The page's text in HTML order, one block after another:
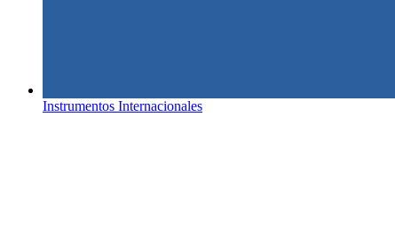
Instrumentos Internacionales